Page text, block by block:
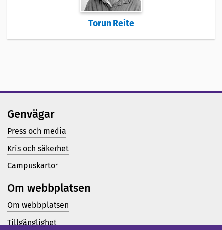
Torun Reite
Genvägar
Press och media
Kris och säkerhet
Campuskartor
Om webbplatsen
Om webbplatsen
Tillgänglighet